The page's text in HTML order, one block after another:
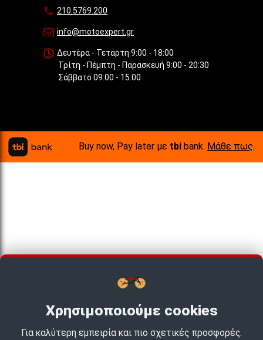
210.5769.200
info@motoexpert.gr
Δευτέρα - Τετάρτη 9:00 - 18:00
Τρίτη - Πέμπτη - Παρασκευή 9:00 - 20:30
Σάββατο 09:00 - 15:00
Buy now, Pay later με tbi bank. Μάθε πως.
Χρησιμοποιούμε cookies
Για καλύτερη εμπειρία και πιο σχετικές προσφορές.